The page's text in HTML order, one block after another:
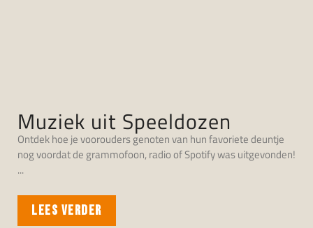
Muziek uit Speeldozen
Ontdek hoe je voorouders genoten van hun favoriete deuntje
nog voordat de grammofoon, radio of Spotify was uitgevonden!
LEES VERDER